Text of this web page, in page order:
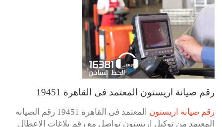
رقم صيانة اريستون المعتمد فى القاهرة 19451
رقم صيانة اريستون
المعتمد فى القاهرة 19451 رقم الصيانة
المعتمد من توكيل اريستون تواصل مع رقم بلاغات الاعطال